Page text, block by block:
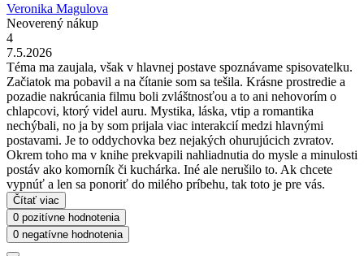
Veronika Magulova
Neoverený nákup
4
7.5.2026
Téma ma zaujala, však v hlavnej postave spoznávame spisovatelku.
Začiatok ma pobavil a na čítanie som sa tešila. Krásne prostredie a
pozadie nakrúcania filmu boli zvláštnosťou a to ani nehovorím o
chlapcovi, ktorý videl auru. Mystika, láska, vtip a romantika
nechýbali, no ja by som prijala viac interakcií medzi hlavnými
postavami. Je to oddychovka bez nejakých ohurujúcich zvratov.
Okrem toho ma v knihe prekvapili nahliadnutia do mysle a minulosti
postáv ako komorník či kuchárka. Iné ale nerušilo to. Ak chcete
vypnúť a len sa ponoriť do milého príbehu, tak toto je pre vás.
Čítať viac
0 pozitívne hodnotenia
0 negatívne hodnotenia